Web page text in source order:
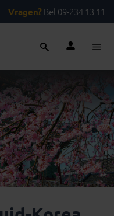
Vragen? Bel 09-234 13 11